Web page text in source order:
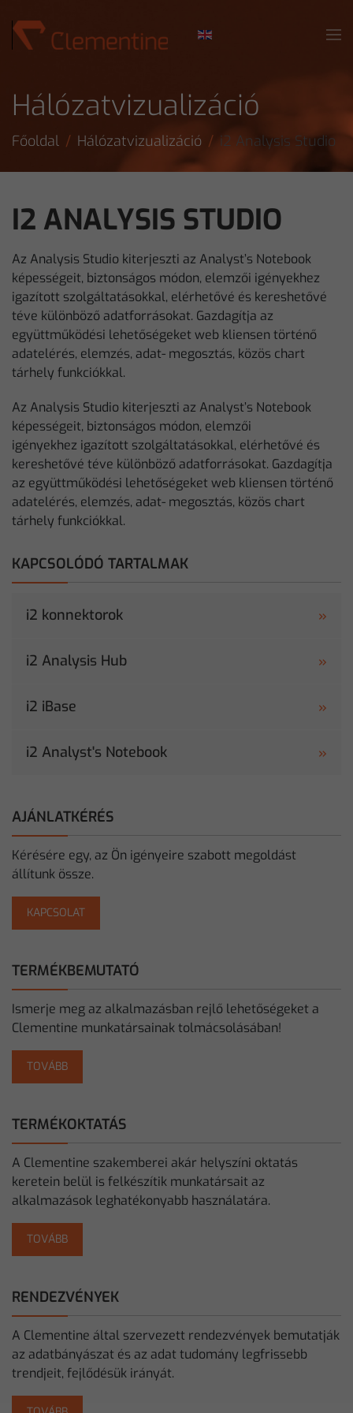
Skip to main content
Hálózatvizualizáció
Főoldal Hálózatvizualizáció i2 Analysis Studio
KAPCSOLÓDÓ TARTALMAK
i2 konnektorok
i2 Analysis Hub
i2 iBase
i2 Analyst's Notebook
AJÁNLATKÉRÉS
Kérésére egy, az Ön igényeire szabott megoldást
állítunk össze.
KAPCSOLAT
TERMÉKBEMUTATÓ
Ismerje meg az alkalmazásban rejlő lehetőségeket a
Clementine munkatársainak tolmácsolásában!
TOVÁBB
TERMÉKOKTATÁS
A Clementine szakemberei akár helyszíni oktatás
keretein belül is felkészítik munkatársait az
alkalmazások leghatékonyabb használatára.
TOVÁBB
RENDEZVÉNYEK
A Clementine által szervezett rendezvények bemutatják
az adatbányászat és az adat tudomány legfrissebb
trendjeit, fejlődésük irányát.
I2 ANALYSIS STUDIO
Az Analysis Studio kiterjeszti az Analyst’s Notebook
képességeit, biztonságos módon, elemzői igényekhez
igazított szolgáltatásokkal, elérhetővé és kereshetővé
téve különböző adatforrásokat. Gazdagítja az
együttműködési lehetőségeket web kliensen történő
adatelérés, elemzés, adat- megosztás, közös chart
tárhely funkciókkal.
Az Analysis Studio kiterjeszti az Analyst’s Notebook
képességeit, biztonságos módon, elemzői
igényekhez igazított szolgáltatásokkal, elérhetővé és
kereshetővé téve különböző adatforrásokat. Gazdagítja
az együttműködési lehetőségeket web kliensen történő
adatelérés, elemzés, adat- megosztás, közös chart
tárhely funkciókkal.